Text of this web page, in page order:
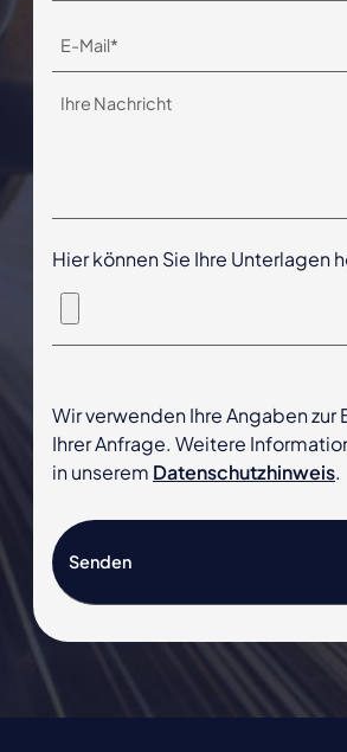
Hier können Sie Ihre Unterlagen
Wir verwenden Ihre Angaben zur
Ihrer Anfrage. Weitere
in unserem Datenschutzhinweis.